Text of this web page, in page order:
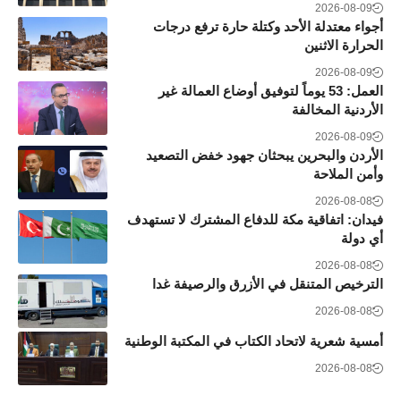
2026-08-09
أجواء معتدلة الأحد وكتلة حارة ترفع درجات
الحرارة الاثنين
2026-08-09
العمل: 53 يوماً لتوفيق أوضاع العمالة غير
الأردنية المخالفة
2026-08-09
الأردن والبحرين يبحثان جهود خفض التصعيد
وأمن الملاحة
2026-08-08
فيدان: اتفاقية مكة للدفاع المشترك لا تستهدف
أي دولة
2026-08-08
الترخيص المتنقل في الأزرق والرصيفة غدا
2026-08-08
أمسية شعرية لاتحاد الكتاب في المكتبة الوطنية
2026-08-08